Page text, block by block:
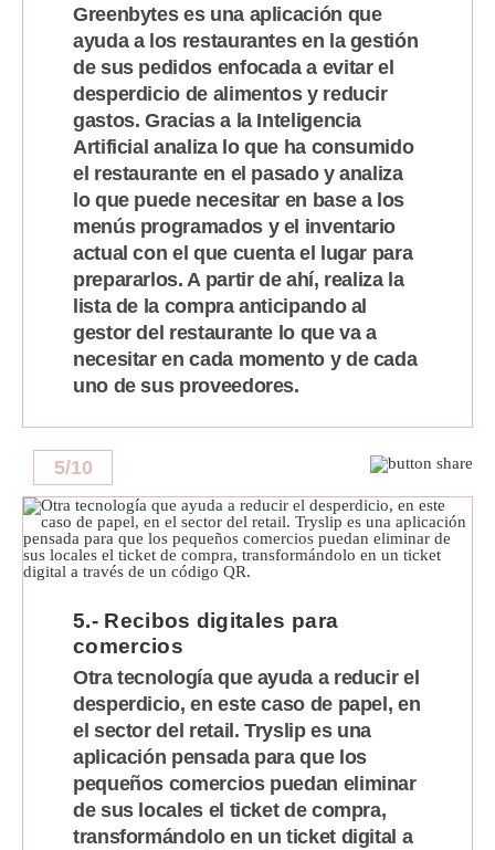
Greenbytes es una aplicación que
ayuda a los restaurantes en la gestión
de sus pedidos enfocada a evitar el
desperdicio de alimentos y reducir
gastos. Gracias a la Inteligencia
Artificial analiza lo que ha consumido
el restaurante en el pasado y analiza
lo que puede necesitar en base a los
menús programados y el inventario
actual con el que cuenta el lugar para
prepararlos. A partir de ahí, realiza la
lista de la compra anticipando al
gestor del restaurante lo que va a
necesitar en cada momento y de cada
uno de sus proveedores.
5/10
5.- Recibos digitales para
comercios
Otra tecnología que ayuda a reducir el
desperdicio, en este caso de papel, en
el sector del retail. Tryslip es una
aplicación pensada para que los
pequeños comercios puedan eliminar
de sus locales el ticket de compra,
transformándolo en un ticket digital a